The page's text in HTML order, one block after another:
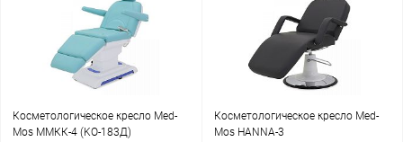
Косметологическое кресло Med-
Mos ММКК-4 (KO-183Д)
Косметологическое кресло Med-
Mos HANNA-3